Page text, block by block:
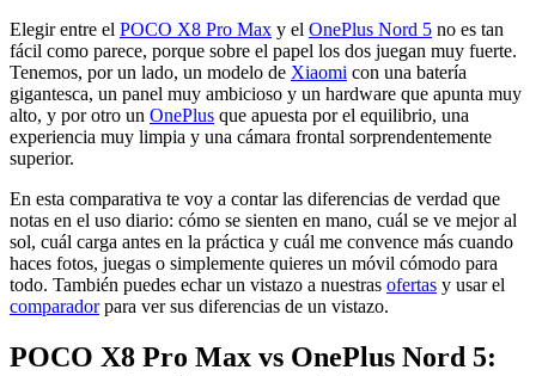
Elegir entre el POCO X8 Pro Max y el OnePlus Nord 5 no es tan
fácil como parece, porque sobre el papel los dos juegan muy fuerte.
Tenemos, por un lado, un modelo de Xiaomi con una batería
gigantesca, un panel muy ambicioso y un hardware que apunta muy
alto, y por otro un OnePlus que apuesta por el equilibrio, una
experiencia muy limpia y una cámara frontal sorprendentemente
superior.
En esta comparativa te voy a contar las diferencias de verdad que
notas en el uso diario: cómo se sienten en mano, cuál se ve mejor al
sol, cuál carga antes en la práctica y cuál me convence más cuando
haces fotos, juegas o simplemente quieres un móvil cómodo para
todo. También puedes echar un vistazo a nuestras ofertas y usar el
comparadorpara ver sus diferencias de un vistazo.
POCO X8 Pro Max vs OnePlus Nord 5: